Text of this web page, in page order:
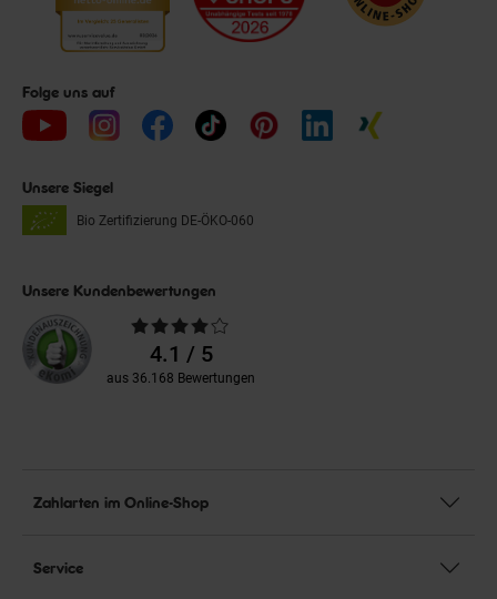
Folge uns auf
Unsere Siegel
Bio Zertifizierung DE-ÖKO-060
Unsere Kundenbewertungen
Durchschnittliche
Bewertungen4.1 / 5
aus 36.168 Bewertungen
Zahlarten im Online-Shop
Service